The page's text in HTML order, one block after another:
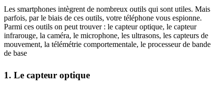
Les smartphones intègrent de nombreux outils qui sont utiles. Mais
parfois, par le biais de ces outils, votre téléphone vous espionne.
Parmi ces outils on peut trouver : le capteur optique, le capteur
infrarouge, la caméra, le microphone, les ultrasons, les capteurs de
mouvement, la télémétrie comportementale, le processeur de bande
de base
1. Le capteur optique